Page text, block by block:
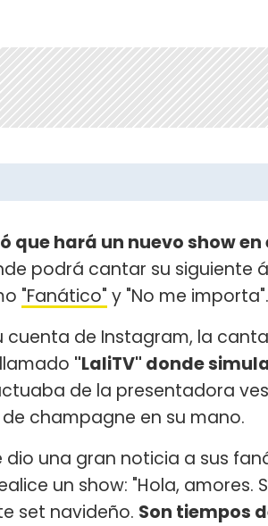
que hará un nuevo show
podrá cantar su siguiente
"Fanático" y "No me importa".
cuenta de Instagram, la
"LaliTV" donde
de la presentadora
champagne en su mano.
dio una gran noticia a sus
un show: "Hola, amores.
set navideño. Son tiempos